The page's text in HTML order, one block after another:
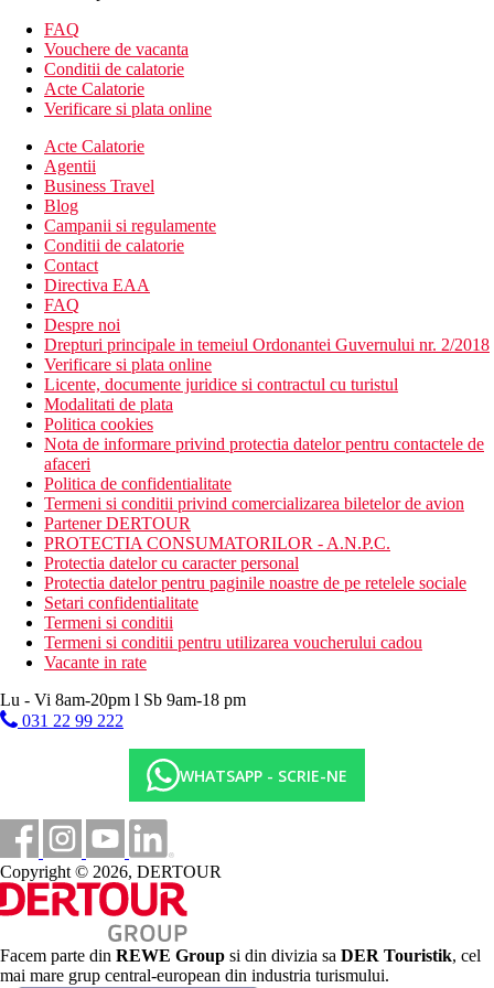
1 bar - X360
Promenada cu magazine - La Promenade
Clubul copiilor - cel mai mare din Maldive
SPA
Centru de fitness ce ofera cursuri de grup
Descrierea plajei
Activitati sportive gratuite
Sporturi acvatice nemotorizate pe plaja
Fitness
Activitati sportive contra cost
Sporturi nautice motorizate
Mese
All inclusive (Planul Fushi):
Micul dejun, pranzul si cina in restaurantul principal tip
bufet - Element X
Consum nelimitat de bauturi spirtoase obisnuite si vinuri
locale imbuteliate
Consum nelimitat de cocktail si mocktail din meniul zilnic
(1 cocktail si 1 mocktail)
Consum nelimitat de bauturi racoritoare, apa minerala,
sucuri ambalate, ceaiuri si cafea
Asocieri de vinuri selectate la Cooper Pot Food Truck
(restaurant nu este inclus in programul AI)
Acces nelimitat la centrul de fitness si activitati de grup
Inchiriere gratuita de echipament sportiv nemotorizat -
inclusiv caiac si paddleboard - 15 minute pe zi de
persoana pentru 1 echipament
Intrarea la clubul copiilor
Sfarsitul programului All Inclusive in ziua plecarii este la
ora 11:00
Categoria oficiala
Distanţe
15 km
Distanta de cel mai apropiat aeroport
0 m
Distanta pana la plaja
FAQ
Vouchere de vacanta
Conditii de calatorie
Acte Calatorie
Verificare si plata online
Acte Calatorie
Agentii
Business Travel
Blog
Campanii si regulamente
Conditii de calatorie
Contact
Directiva EAA
FAQ
Despre noi
Drepturi principale in temeiul Ordonantei Guvernului nr. 2/2018
Verificare si plata online
Licente, documente juridice si contractul cu turistul
Modalitati de plata
Politica cookies
Nota de informare privind protectia datelor pentru contactele de
afaceri
Politica de confidentialitate
Termeni si conditii privind comercializarea biletelor de avion
Partener DERTOUR
PROTECTIA CONSUMATORILOR - A.N.P.C.
Protectia datelor cu caracter personal
Protectia datelor pentru paginile noastre de pe retelele sociale
Setari confidentialitate
Termeni si conditii
Termeni si conditii pentru utilizarea voucherului cadou
Vacante in rate
Lu - Vi 8am-20pm l Sb 9am-18 pm
031 22 99 222
WHATSAPP - SCRIE-NE
Copyright © 2026, DERTOUR
Facem parte din REWE Group si din divizia sa DER Touristik, cel
mai mare grup central-european din industria turismului.